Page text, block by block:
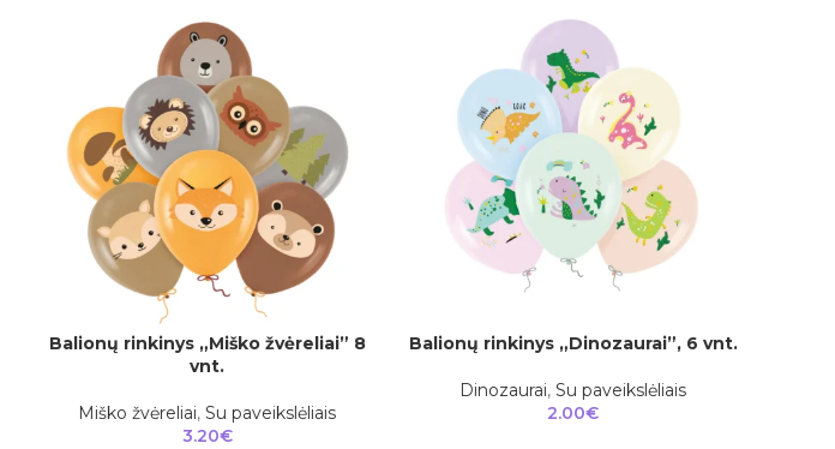
Į KREPŠELĮ
Balionų rinkinys „Miško žvėreliai” 8
vnt.
Miško žvėreliai,Su paveikslėliais
3.20€
Į KREPŠELĮ
Balionų rinkinys „Dinozaurai”, 6 vnt.
Dinozaurai,Su paveikslėliais
2.00€